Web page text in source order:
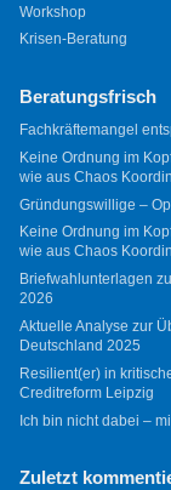
Workshop
Krisen-Beratung
Beratungsfrisch
Fachkräftemangel
Keine Ordnung im
wie aus Chaos
Gründungswillige –
Keine Ordnung im
wie aus Chaos
Briefwahlunterlagen
2026
Aktuelle Analyse zur
Deutschland 2025
Resilient(er) in
Creditreform Leipzig
Ich bin nicht dabei –
Zuletzt